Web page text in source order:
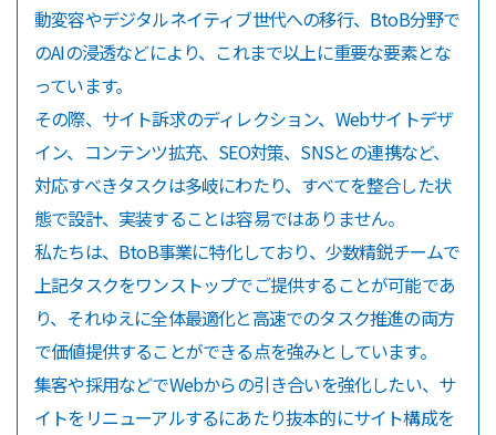
動変容やデジタルネイティブ世代への移行、BtoB分野で
のAIの浸透などにより、これまで以上に重要な要素とな
っています。
その際、サイト訴求のディレクション、Webサイトデザ
イン、コンテンツ拡充、SEO対策、SNSとの連携など、
対応すべきタスクは多岐にわたり、すべてを整合した状
態で設計、実装することは容易ではありません。
私たちは、BtoB事業に特化しており、少数精鋭チームで
上記タスクをワンストップでご提供することが可能であ
り、それゆえに全体最適化と高速でのタスク推進の両方
で価値提供することができる点を強みとしています。
集客や採用などでWebからの引き合いを強化したい、サ
イトをリニューアルするにあたり抜本的にサイト構成を